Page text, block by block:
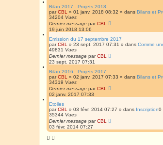
Bilan 2017 - Projets 2018
parCBL » 01 janv. 2018 08:32 » dans Bilans et
34204 Vues
Dernier message parCBL
19 juin 2018 13:06
Emission du 17 septembre 2017
parCBL » 23 sept. 2017 07:31 » dans Comme
49831 Vues
Dernier message parCBL
23 sept. 2017 07:31
Bilan 2016 - Projets 2017
parCBL » 02 janv. 2017 07:33 » dans Bilans et
34319 Vues
Dernier message parCBL
02 janv. 2017 07:33
Etoiles
parCBL » 03 févr. 2014 07:27 » dans Inscription0
35344 Vues
Dernier message parCBL
03 févr. 2014 07:27